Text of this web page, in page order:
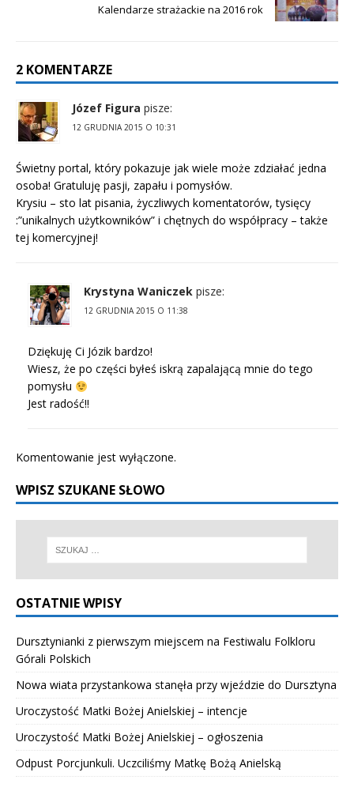
Kalendarze strażackie na 2016 rok
2 KOMENTARZE
Józef Figura pisze:
12 GRUDNIA 2015 O 10:31
Świetny portal, który pokazuje jak wiele może zdziałać jedna
osoba! Gratuluję pasji, zapału i pomysłów.
Krysiu – sto lat pisania, życzliwych komentatorów, tysięcy
:”unikalnych użytkowników” i chętnych do współpracy – także
tej komercyjnej!
Krystyna Waniczek pisze:
12 GRUDNIA 2015 O 11:38
Dziękuję Ci Józik bardzo!
Wiesz, że po części byłeś iskrą zapalającą mnie do tego
pomysłu
Jest radość!!
Komentowanie jest wyłączone.
WPISZ SZUKANE SŁOWO
OSTATNIE WPISY
Dursztynianki z pierwszym miejscem na Festiwalu Folkloru
Górali Polskich
Nowa wiata przystankowa stanęła przy wjeździe do Dursztyna
Uroczystość Matki Bożej Anielskiej – intencje
Uroczystość Matki Bożej Anielskiej – ogłoszenia
Odpust Porcjunkuli. Uczciliśmy Matkę Bożą Anielską